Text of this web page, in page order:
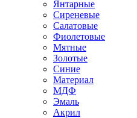
Янтарные
Сиреневые
Салатовые
Фиолетовые
Мятные
Золотые
Синие
Материал
МДФ
Эмаль
Акрил